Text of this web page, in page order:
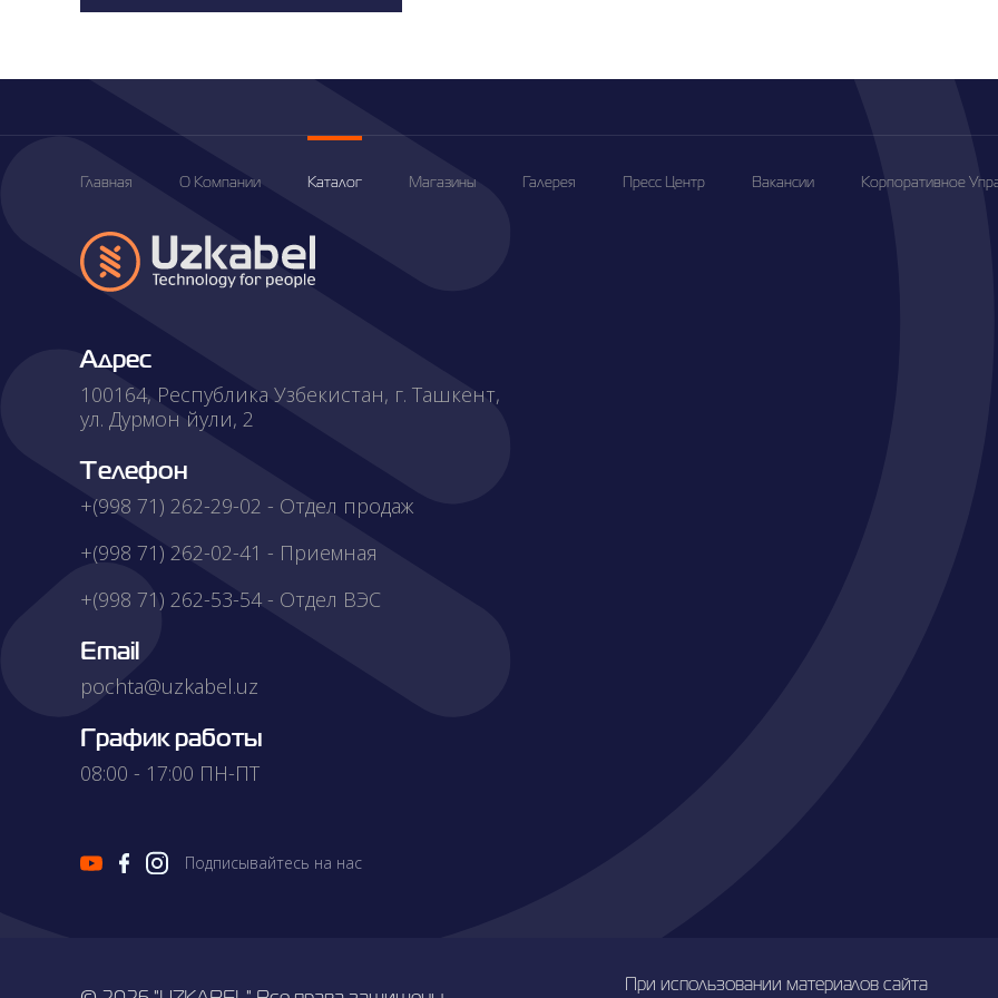
Центр
Вакансии
Корпоративное
Управление
Контакты
Главная О Компании Каталог Магазины Галерея Пресс Центр Вакансии Корпоративное
Адрес
100164, Республика Узбекистан, г. Ташкент,
ул. Дурмон йули, 2
Телефон
+(998 71) 262-29-02 - Отдел продаж
+(998 71) 262-02-41 - Приемная
+(998 71) 262-53-54 - Отдел ВЭС
Email
pochta@uzkabel.uz
График работы
08:00 - 17:00 ПН-ПТ
Подписывайтесь на нас
При использовании материалов сайта